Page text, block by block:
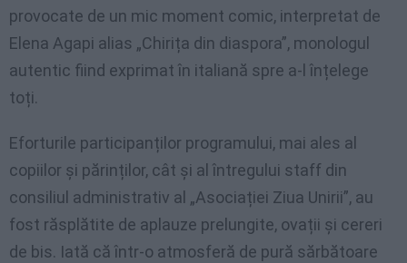
provocate de un mic moment comic, interpretat de
Elena Agapi alias „Chirița din diaspora”, monologul
autentic fiind exprimat în italiană spre a-l înțelege
toți.
Eforturile participanților programului, mai ales al
copiilor și părinților, cât și al întregului staff din
consiliul administrativ al „Asociației Ziua Unirii”, au
fost răsplătite de aplauze prelungite, ovații și cereri
de bis. Iată că într-o atmosferă de pură sărbătoare